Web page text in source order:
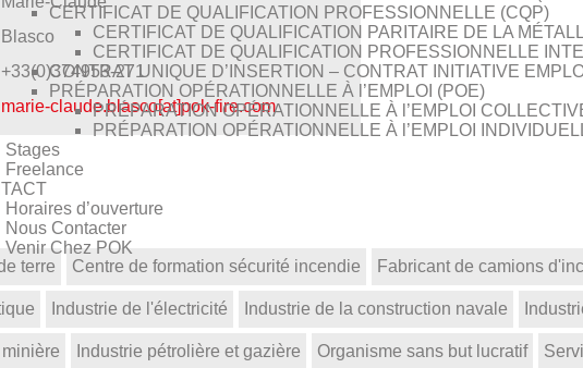
CERTIFICAT DE QUALIFICATION PROFESSIONNELLE (CQP)
CERTIFICAT DE QUALIFICATION PARITAIRE DE LA
CERTIFICAT DE QUALIFICATION PROFESSIONNELLE
CONTRAT UNIQUE D’INSERTION – CONTRAT INITIATIVE
PRÉPARATION OPÉRATIONNELLE À l’EMPLOI (POE)
PRÉPARATION OPÉRATIONNELLE À l’EMPLOI
PRÉPARATION OPÉRATIONNELLE À l’EMPLOI
Stages
Freelance
Horaires d’ouverture
Nous Contacter
Venir Chez POK
Blasco
+33(0)374953-271
marie-claude.blasco[at]pok-fire.com
terre Centre de formation sécurité incendie Fabricant de camions
Industrie de l'électricité Industrie de la construction navale
minière Industrie pétrolière et gazière Organisme sans but lucratif